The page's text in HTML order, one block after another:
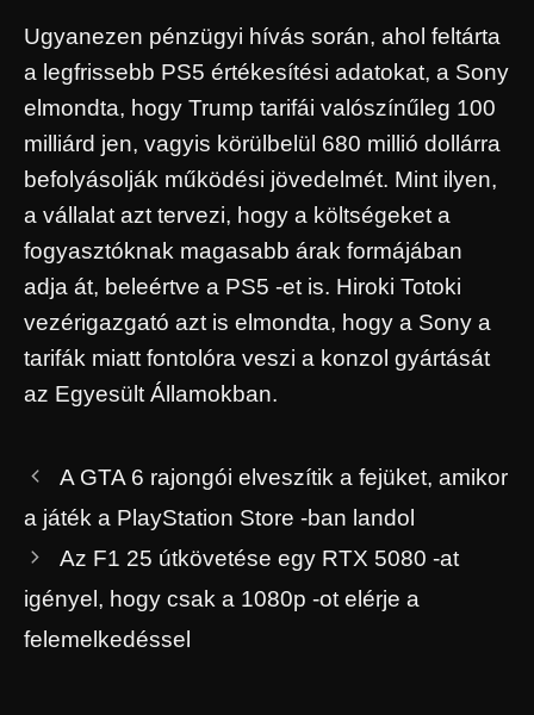
Ugyanezen pénzügyi hívás során, ahol feltárta
a legfrissebb PS5 értékesítési adatokat, a Sony
elmondta, hogy Trump tarifái valószínűleg 100
milliárd jen, vagyis körülbelül 680 millió dollárra
befolyásolják működési jövedelmét. Mint ilyen,
a vállalat azt tervezi, hogy a költségeket a
fogyasztóknak magasabb árak formájában
adja át, beleértve a PS5 -et is. Hiroki Totoki
vezérigazgató azt is elmondta, hogy a Sony a
tarifák miatt fontolóra veszi a konzol gyártását
az Egyesült Államokban.
A GTA 6 rajongói elveszítik a fejüket, amikor
a játék a PlayStation Store -ban landol
Az F1 25 útkövetése egy RTX 5080 -at
igényel, hogy csak a 1080p -ot elérje a
felemelkedéssel